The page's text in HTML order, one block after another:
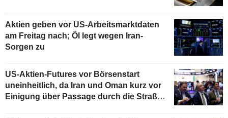
Aktien geben vor US-Arbeitsmarktdaten
am Freitag nach; Öl legt wegen Iran-
Sorgen zu
US-Aktien-Futures vor Börsenstart
uneinheitlich, da Iran und Oman kurz vor
Einigung über Passage durch die Straße